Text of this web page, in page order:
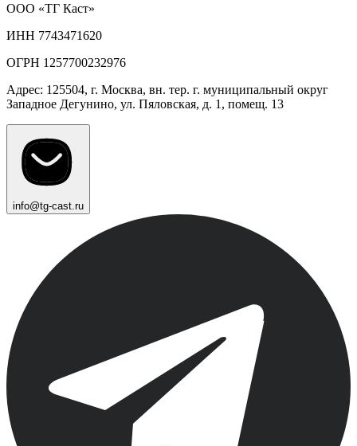
ООО «ТГ Каст»
ИНН 7743471620
ОГРН 1257700232976
Адрес: 125504, г. Москва, вн. тер. г. муниципальный округ
Западное Дегунино, ул. Пяловская, д. 1, помещ. 13
info@tg-cast.ru